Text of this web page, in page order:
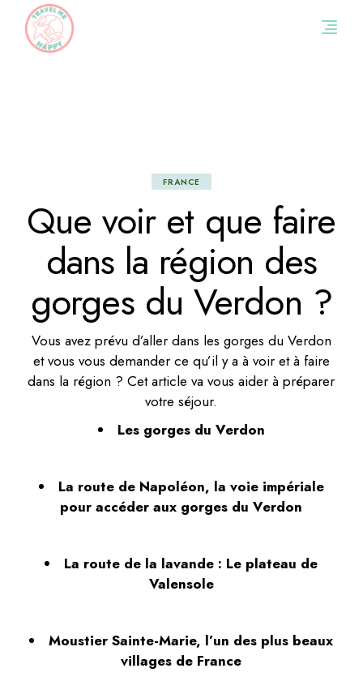
content
FRANCE
Que voir et que faire
dans la région des
gorges du Verdon ?
Vous avez prévu d’aller dans les gorges du Verdon
et vous vous demander ce qu’il y a à voir et à faire
dans la région ? Cet article va vous aider à préparer
votre séjour.
Les gorges du Verdon
La route de Napoléon, la voie impériale
pour accéder aux gorges du Verdon
La route de la lavande : Le plateau de
Valensole
Moustier Sainte-Marie, l’un des plus beaux
villages de France